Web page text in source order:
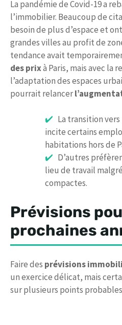
La pandémie de Covid-19 a
l’immobilier. Beaucoup de
besoin de plus d’espace et
grandes villes au profit de
tendance avait
des prixà Paris, mais avec la
l’adaptation des espaces
pourrait relancer
La transition
incite certains
habitations hors de
D’autres
lieu de travail
compactes.
Prévisions
prochaines
Faire des prévisions
un exercice délicat, mais
sur plusieurs points